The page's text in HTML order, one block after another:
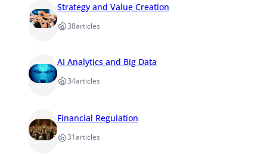
Strategy and Value Creation
38articles
AI Analytics and Big Data
34articles
Financial Regulation
31articles